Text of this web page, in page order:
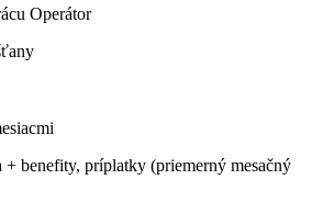
+ benefity, príplatky (priemerný mesačný